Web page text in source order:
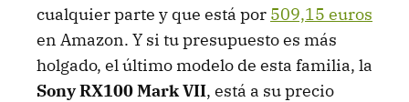
cualquier parte y que está por 509,15 euros
en Amazon. Y si tu presupuesto es más
holgado, el último modelo de esta familia, la
Sony RX100 Mark VII, está a su precio